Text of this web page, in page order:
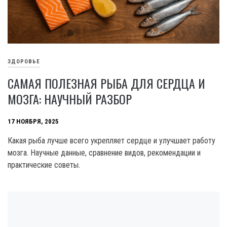
ЗДОРОВЬЕ
САМАЯ ПОЛЕЗНАЯ РЫБА ДЛЯ СЕРДЦА И
МОЗГА: НАУЧНЫЙ РАЗБОР
17 НОЯБРЯ, 2025
Какая рыба лучше всего укрепляет сердце и улучшает работу
мозга. Научные данные, сравнение видов, рекомендации и
практические советы.